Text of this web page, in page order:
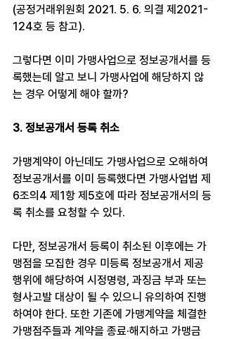
(공정거래위원회 2021. 5. 6. 의결 제2021-
124호 등 참고).
그렇다면 이미 가맹사업으로 정보공개서를 등
록했는데 알고 보니 가맹사업에 해당하지 않
는 경우 어떻게 해야 할까?
3. 정보공개서 등록 취소
가맹계약이 아닌데도 가맹사업으로 오해하여
정보공개서를 이미 등록했다면 가맹사업법 제
6조의4 제1항 제5호에 따라 정보공개서의 등
록 취소를 요청할 수 있다.
다만, 정보공개서 등록이 취소된 이후에는 가
맹점을 모집한 경우 미등록 정보공개서 제공
행위에 해당하여 시정명령, 과징금 부과 또는
형사고발 대상이 될 수 있으니 유의하여 진행
하여야 한다. 또한 기존에 가맹계약을 체결한
가맹점주들과 계약을 종료·해지하고 가맹금